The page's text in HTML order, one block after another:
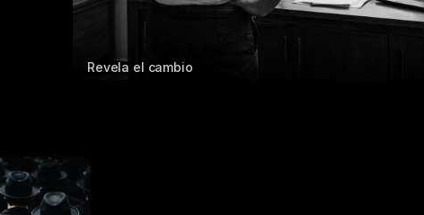
Revela el cambio